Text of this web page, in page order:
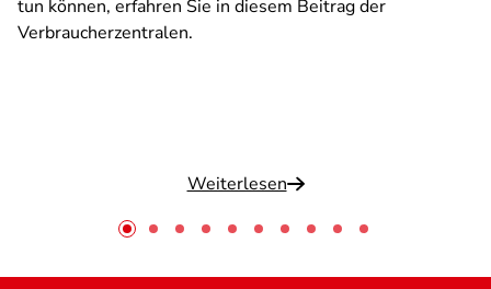
tun können, erfahren Sie in diesem Beitrag der
Verbraucherzentralen.
Weiterlesen